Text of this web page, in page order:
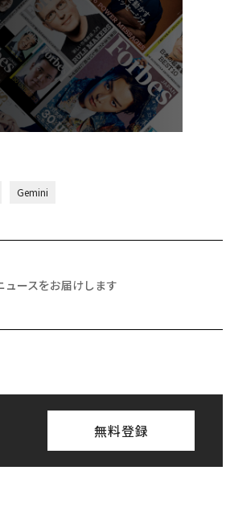
Gemini
ースをお届けします
無料登録